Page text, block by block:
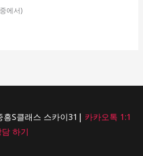
에서)
흥S클래스 스카이31| 카카오톡 1:1
하기